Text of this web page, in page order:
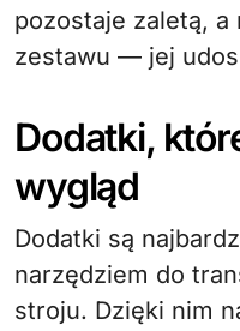
pozostaje zaletą,
zestawu — jej
Dodatki,
wygląd
Dodatki są
narzędziem do
stroju. Dzięki nim